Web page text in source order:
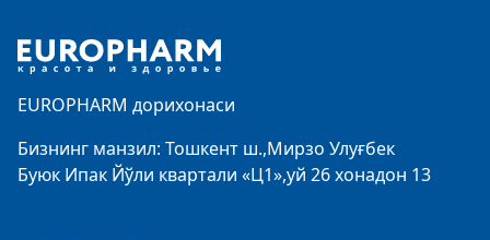
EUROPHARM дорихонаси
Бизнинг манзил: Тошкент ш.,Мирзо Улуғбек
Буюк Ипак Йўли квартали «Ц1»,уй 26 хонадон 13